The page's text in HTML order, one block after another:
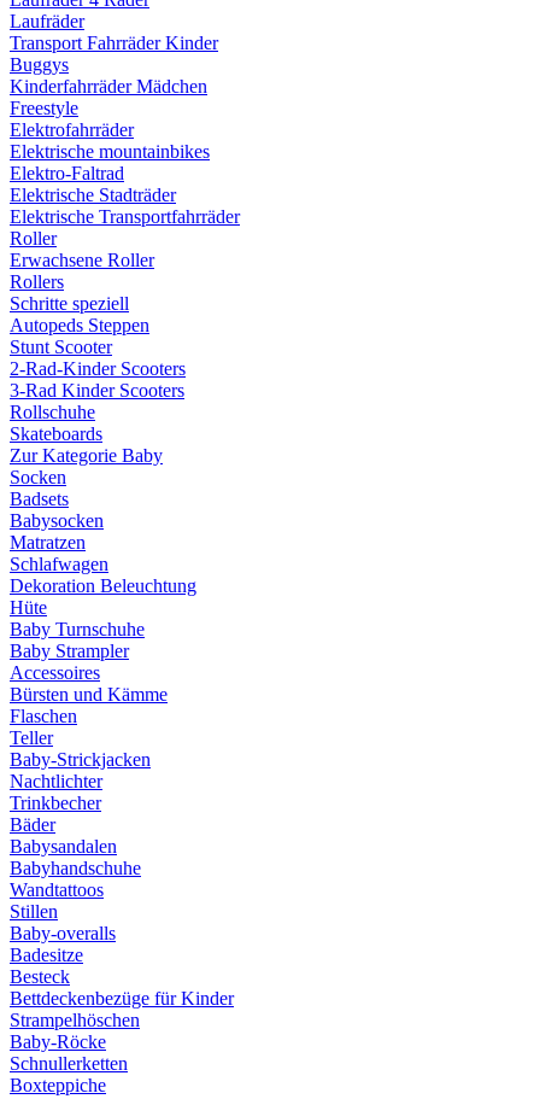
Laufräder
Transport Fahrräder Kinder
Buggys
Kinderfahrräder Mädchen
Freestyle
Elektrofahrräder
Elektrische mountainbikes
Elektro-Faltrad
Elektrische Stadträder
Elektrische Transportfahrräder
Roller
Erwachsene Roller
Rollers
Schritte speziell
Autopeds Steppen
Stunt Scooter
2-Rad-Kinder Scooters
3-Rad Kinder Scooters
Rollschuhe
Skateboards
Zur Kategorie Baby
Socken
Badsets
Babysocken
Matratzen
Schlafwagen
Dekoration Beleuchtung
Hüte
Baby Turnschuhe
Baby Strampler
Accessoires
Bürsten und Kämme
Flaschen
Teller
Baby-Strickjacken
Nachtlichter
Trinkbecher
Bäder
Babysandalen
Babyhandschuhe
Wandtattoos
Stillen
Baby-overalls
Badesitze
Besteck
Bettdeckenbezüge für Kinder
Strampelhöschen
Baby-Röcke
Schnullerketten
Boxteppiche